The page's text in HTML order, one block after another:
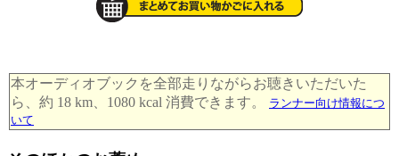
本オーディオブックを全部走りながらお聴きいただいた
ら、約 18 km、1080 kcal 消費できます。
ランナー向け情報につ
いて